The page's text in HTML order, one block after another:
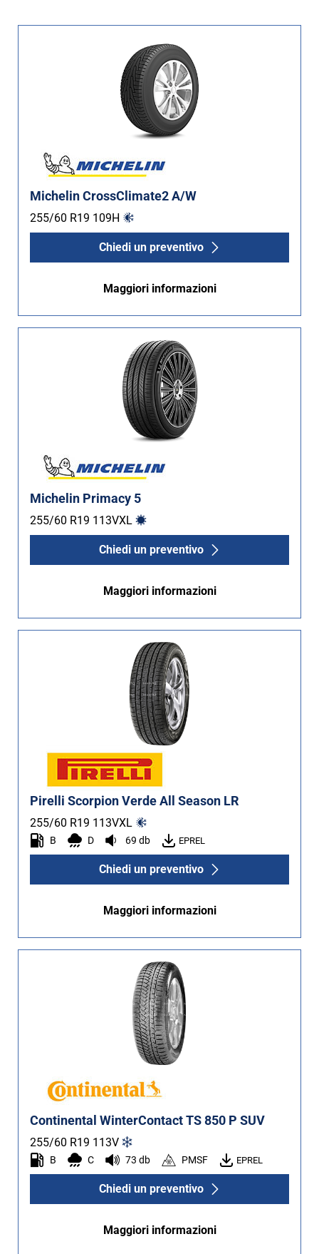
Tutti i tipi (32)
4X4 (15)
Furgone (0)
Camper (0)
Run flat
Runflat (0)
Non Run flat (32)
Michelin CrossClimate2 A/W
255/60 R19 109H
Chiedi un preventivo
Maggiori informazioni
Michelin Primacy 5
255/60 R19 113VXL
Chiedi un preventivo
Maggiori informazioni
Pirelli Scorpion Verde All Season LR
255/60 R19 113VXL
B D 69 db EPREL
Chiedi un preventivo
Maggiori informazioni
Continental WinterContact TS 850 P SUV
255/60 R19 113V
B C 73 db PMSF EPREL
Chiedi un preventivo
Maggiori informazioni